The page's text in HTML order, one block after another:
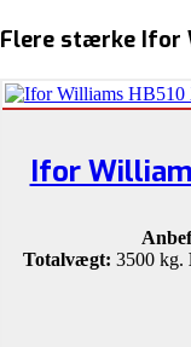
Flere stærke Ifor
Ifor
Totalvægt: 3500 kg.